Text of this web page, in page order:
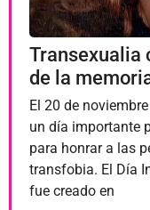
Transexualia
de la
El 20 de
un día importante
para honrar a las
transfobia. El Día
fue creado en